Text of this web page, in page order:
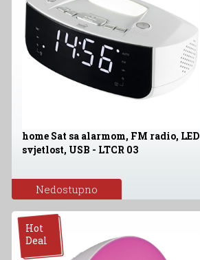
home Sat sa alarmom, FM radio, LED
svjetlost, USB - LTCR 03
Nedostupno
Hot
Deal